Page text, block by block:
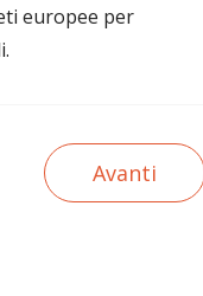
europee per
Avanti